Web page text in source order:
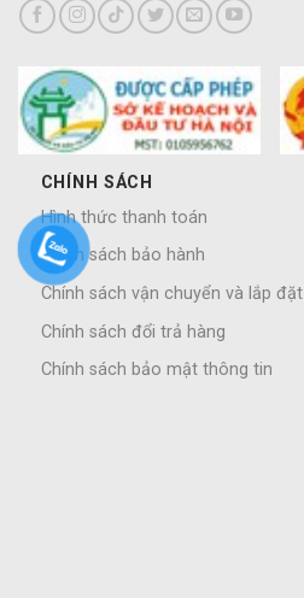
CHÍNH SÁCH
Hình thức thanh toán
Chính sách bảo hành
Chính sách vận chuyển và lắp đặt
Chính sách đổi trả hàng
Chính sách bảo mật thông tin